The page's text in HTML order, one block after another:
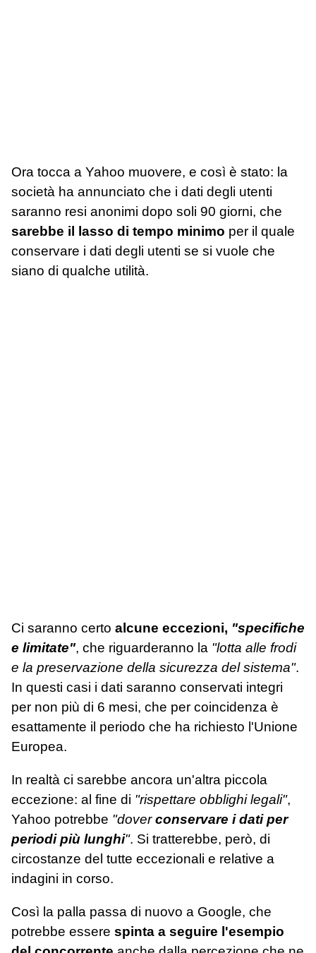
Ora tocca a Yahoo muovere, e così è stato: la
società ha annunciato che i dati degli utenti
saranno resi anonimi dopo soli 90 giorni, che
sarebbe il lasso di tempo minimo per il quale
conservare i dati degli utenti se si vuole che
siano di qualche utilità.
Ci saranno certo alcune eccezioni, "specifiche
e limitate", che riguarderanno la "lotta alle frodi
e la preservazione della sicurezza del sistema".
In questi casi i dati saranno conservati integri
per non più di 6 mesi, che per coincidenza è
esattamente il periodo che ha richiesto l'Unione
Europea.
In realtà ci sarebbe ancora un'altra piccola
eccezione: al fine di "rispettare obblighi legali",
Yahoo potrebbe "doverconservare i dati per
periodi più lunghi". Si tratterebbe, però, di
circostanze del tutte eccezionali e relative a
indagini in corso.
Così la palla passa di nuovo a Google, che
potrebbe essere spinta a seguire l'esempio